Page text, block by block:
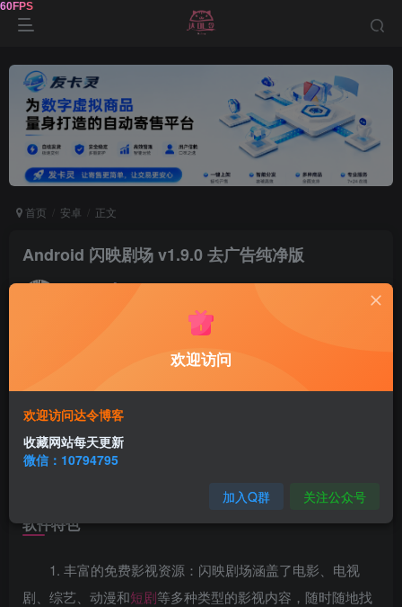
首页 安卓 正文
Android 闪映剧场 v1.9.0 去广告纯净版
鹿鸣 关注
综艺、动漫等都可以轻松搜索到，支持多个线路选择，超高
软件特色
1. 丰富的免费影视资源：闪映剧场涵盖了电影、电视
剧、综艺、动漫和短剧等多种类型的影视内容，随时随地找
欢迎访问
欢迎访问达令博客
收藏网站每天更新
微信：10794795
加入Q群 关注公众号